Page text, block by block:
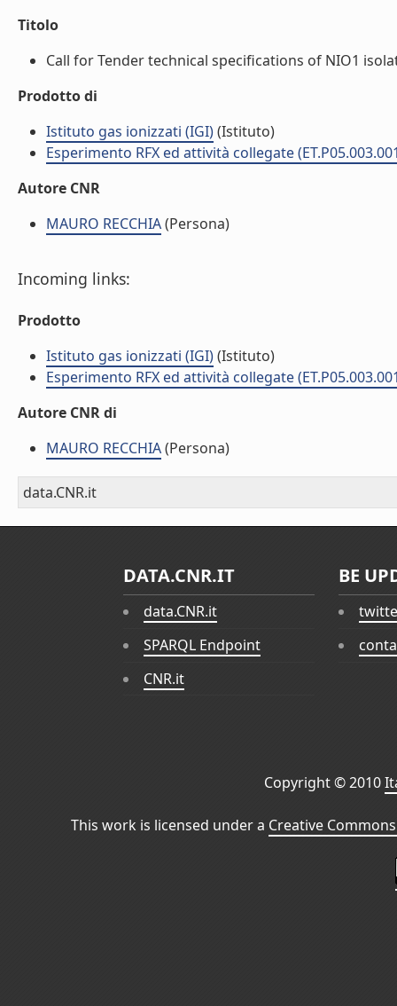
Titolo
Call for Tender technical specifications of NIO1
Prodotto di
Istituto gas ionizzati (IGI)(Istituto)
Esperimento RFX ed attività collegate
Autore CNR
MAURO RECCHIA(Persona)
Incoming links:
Prodotto
Istituto gas ionizzati (IGI)(Istituto)
Esperimento RFX ed attività collegate
Autore CNR di
MAURO RECCHIA(Persona)
data.CNR.it
DATA.CNR.IT
data.CNR.it
SPARQL Endpoint
CNR.it
BE
Copyright © 2010
This work is licensed under a Creative